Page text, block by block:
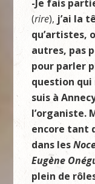
-Je fais
(rire), j’ai la
qu’artistes,
autres, pas
pour parler
question qui
suis à
l’organiste.
encore tant
dans les
Eugène
plein de